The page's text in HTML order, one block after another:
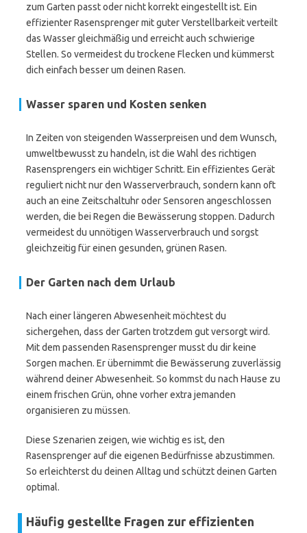
zum Garten passt oder nicht korrekt eingestellt ist. Ein
effizienter Rasensprenger mit guter Verstellbarkeit verteilt
das Wasser gleichmäßig und erreicht auch schwierige
Stellen. So vermeidest du trockene Flecken und kümmerst
dich einfach besser um deinen Rasen.
Wasser sparen und Kosten senken
In Zeiten von steigenden Wasserpreisen und dem Wunsch,
umweltbewusst zu handeln, ist die Wahl des richtigen
Rasensprengers ein wichtiger Schritt. Ein effizientes Gerät
reguliert nicht nur den Wasserverbrauch, sondern kann oft
auch an eine Zeitschaltuhr oder Sensoren angeschlossen
werden, die bei Regen die Bewässerung stoppen. Dadurch
vermeidest du unnötigen Wasserverbrauch und sorgst
gleichzeitig für einen gesunden, grünen Rasen.
Der Garten nach dem Urlaub
Nach einer längeren Abwesenheit möchtest du
sichergehen, dass der Garten trotzdem gut versorgt wird.
Mit dem passenden Rasensprenger musst du dir keine
Sorgen machen. Er übernimmt die Bewässerung zuverlässig
während deiner Abwesenheit. So kommst du nach Hause zu
einem frischen Grün, ohne vorher extra jemanden
organisieren zu müssen.
Diese Szenarien zeigen, wie wichtig es ist, den
Rasensprenger auf die eigenen Bedürfnisse abzustimmen.
So erleichterst du deinen Alltag und schützt deinen Garten
optimal.
Häufig gestellte Fragen zur effizienten